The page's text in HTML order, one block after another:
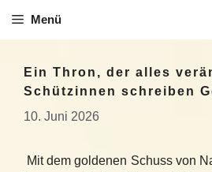
Inhalt
Menü
Ein Thron, der alles
Schützinnen schreiben
10. Juni 2026
Mit dem goldenen Schuss von